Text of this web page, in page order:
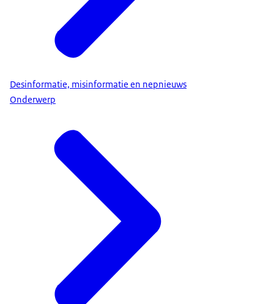
Desinformatie, misinformatie en nepnieuws
Onderwerp